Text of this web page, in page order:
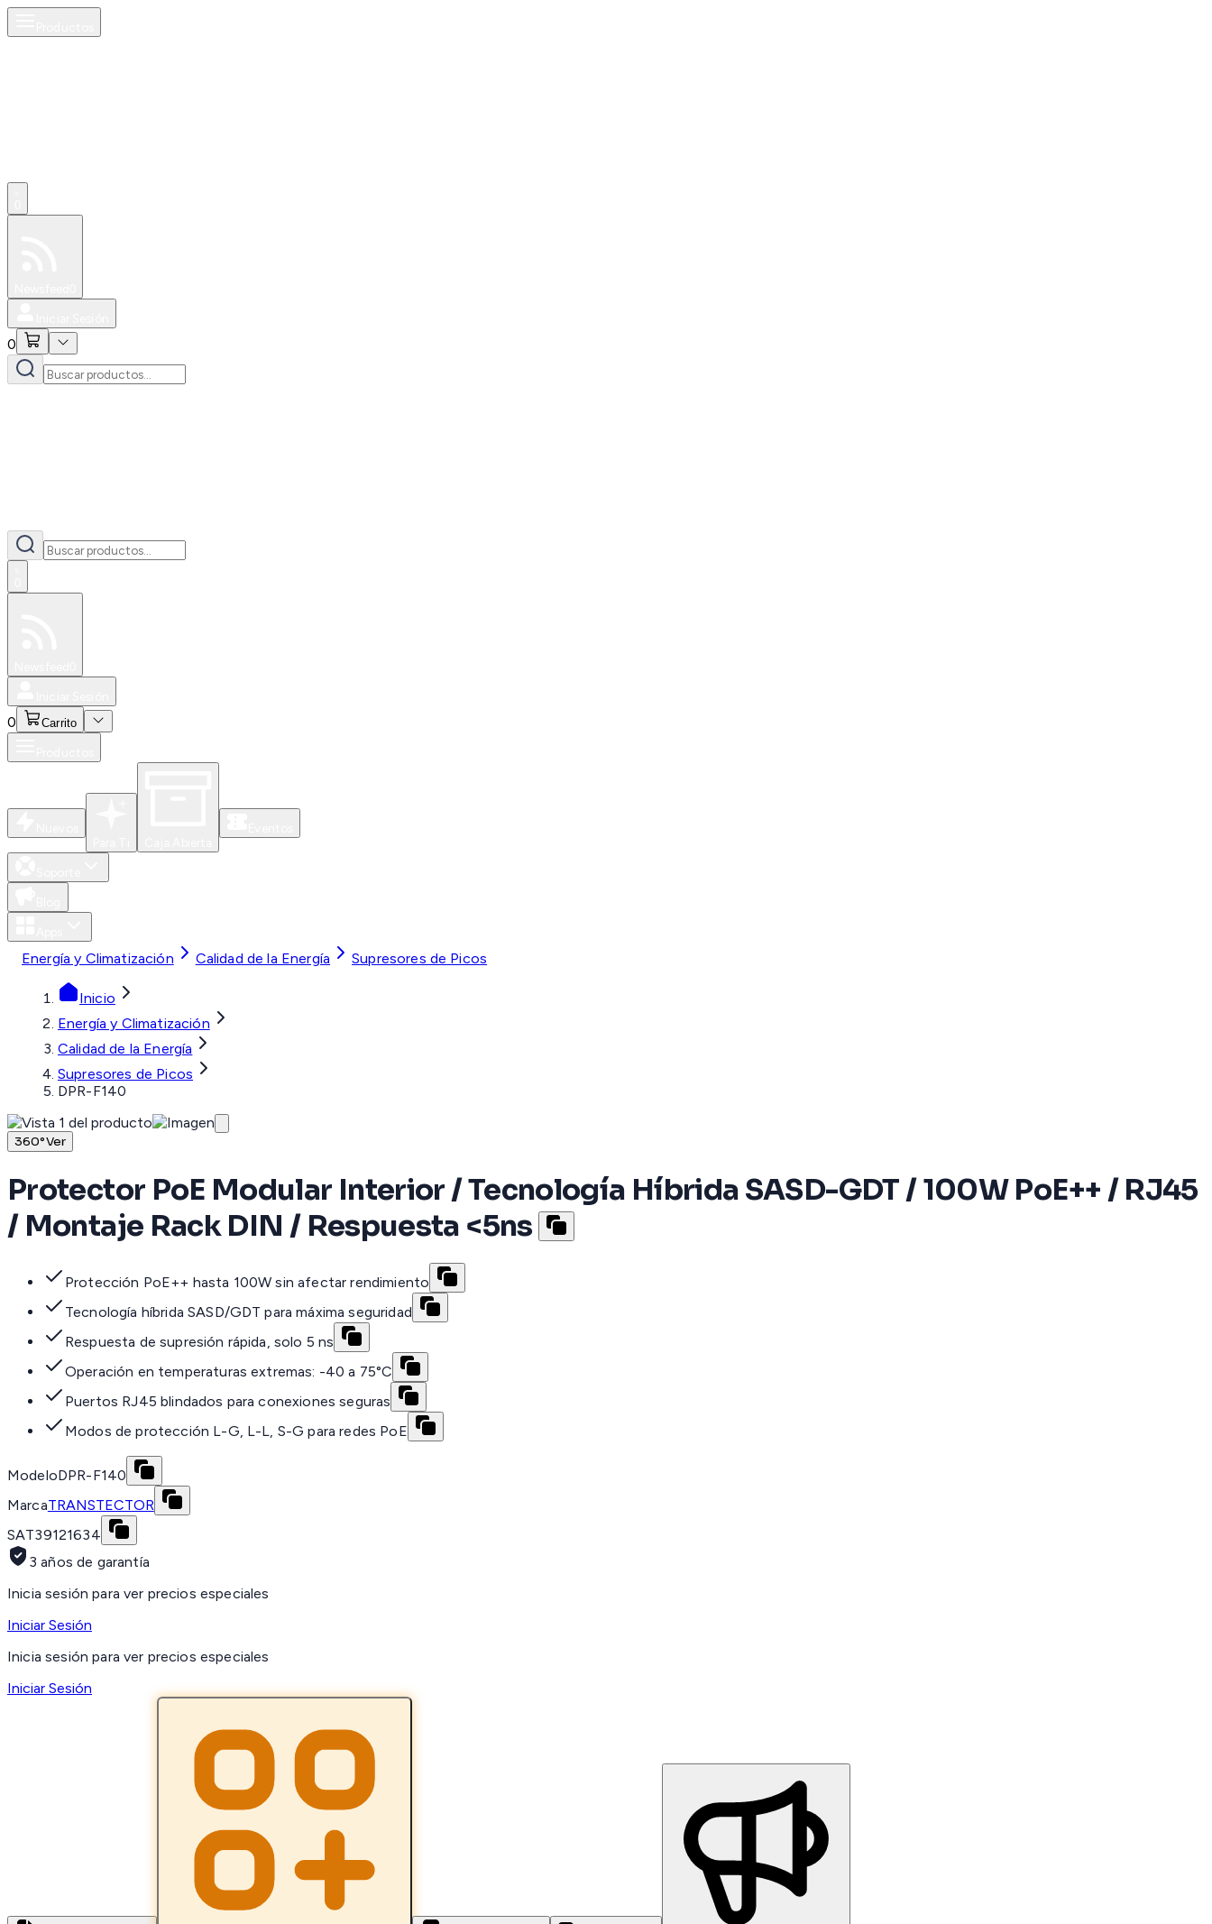
0
0 Carrito
Energía y Climatización Calidad de la Energía Supresores de Picos
Inicio
Energía y Climatización
Calidad de la Energía
Supresores de Picos
DPR-F140
360°Ver
Protector PoE Modular Interior / Tecnología Híbrida SASD-GDT / 100W PoE++ / RJ45
/ Montaje Rack DIN / Respuesta <5ns
Protección PoE++ hasta 100W sin afectar rendimiento
Tecnología híbrida SASD/GDT para máxima seguridad
Respuesta de supresión rápida, solo 5 ns
Operación en temperaturas extremas: -40 a 75°C
Puertos RJ45 blindados para conexiones seguras
Modos de protección L-G, L-L, S-G para redes PoE
ModeloDPR-F140
MarcaTRANSTECTOR
SAT39121634
3 años de garantía
Inicia sesión para ver precios especiales
Iniciar Sesión
Inicia sesión para ver precios especiales
Iniciar Sesión